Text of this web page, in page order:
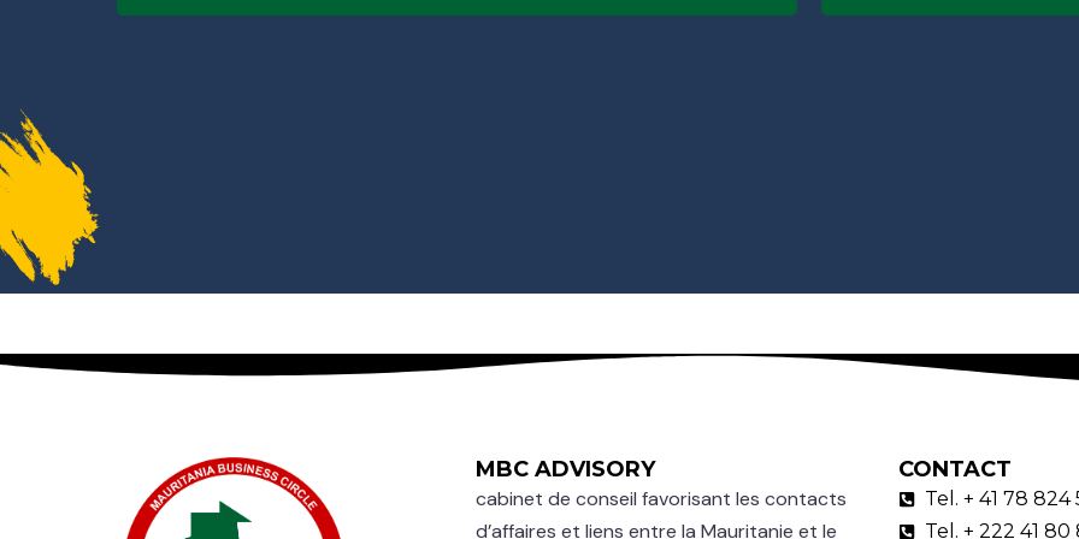
MBC ADVISORY
cabinet de conseil favorisant les contacts
d’affaires et liens entre la Mauritanie et le
CONTACT
Tel. + 41 78
Tel. + 222 41 80